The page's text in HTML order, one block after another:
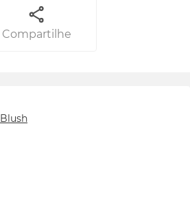
Compartilhe
Blush